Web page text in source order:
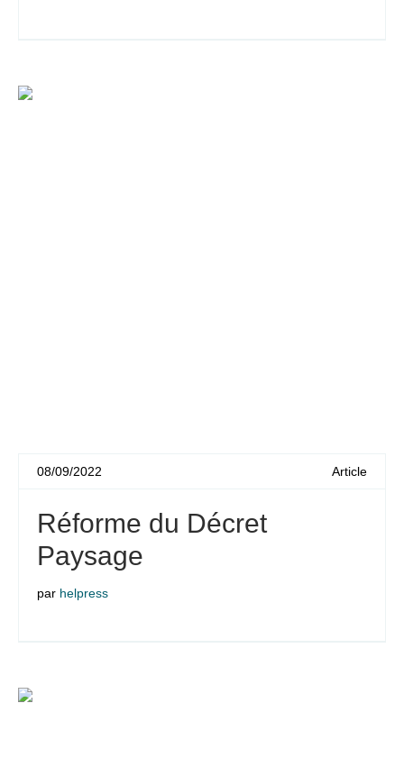
08/09/2022 Article
Réforme du Décret
Paysage
par helpress